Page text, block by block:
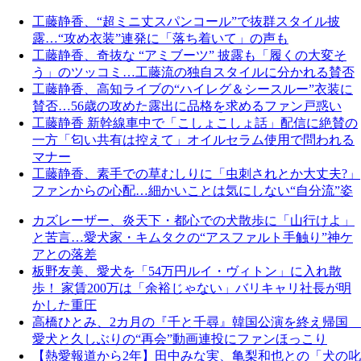
工藤静香、“超ミニ丈スパンコール”で抜群スタイル披
露…“攻め衣装”連発に「落ち着いて」の声も
工藤静香、奇抜な “アミブーツ” 披露も「履くの大変そ
う」のツッコミ…工藤流の独自スタイルに分かれる賛否
工藤静香、高知ライブの“ハイレグ＆シースルー”衣装に
賛否…56歳の攻めた露出に品格を求めるファン戸惑い
工藤静香 新幹線車中で「こしょこしょ話」配信に絶賛の
一方「匂い共有は控えて」オイルセラム使用で問われる
マナー
工藤静香、素手での草むしりに「虫刺されとか大丈夫?」
ファンからの心配…細かいことは気にしない“自分流”姿
カズレーザー、炎天下・都心での犬散歩に「山行けよ」
と苦言…愛犬家・キムタクの“アスファルト手触り”神ケ
アとの落差
板野友美、愛犬を「54万円ルイ・ヴィトン」に入れ散
歩！ 家賃200万は「余裕じゃない」バリキャリ社長が明
かした重圧
高橋ひとみ、2カ月の『千と千尋』韓国公演を終え帰国
愛犬と久しぶりの“再会”動画連投にファンほっこり
【熱愛報道から2年】田中みな実、亀梨和也との「犬の叱